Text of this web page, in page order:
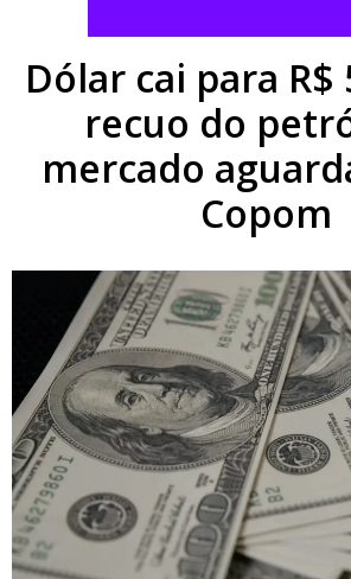
Dólar cai para R$
recuo do
mercado
Copom